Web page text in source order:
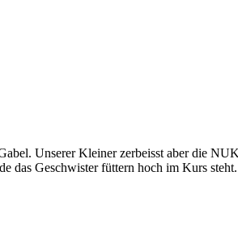
Unserer Kleiner zerbeisst aber die
das Geschwister füttern hoch im Kurs